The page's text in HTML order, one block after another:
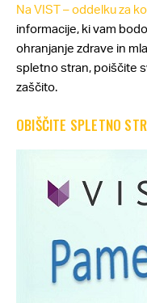
Na VIST – oddelku za
informacije, ki vam
ohranjanje zdrave in
spletno stran, poiščite
zaščito.
OBIŠČITE SPLETNO